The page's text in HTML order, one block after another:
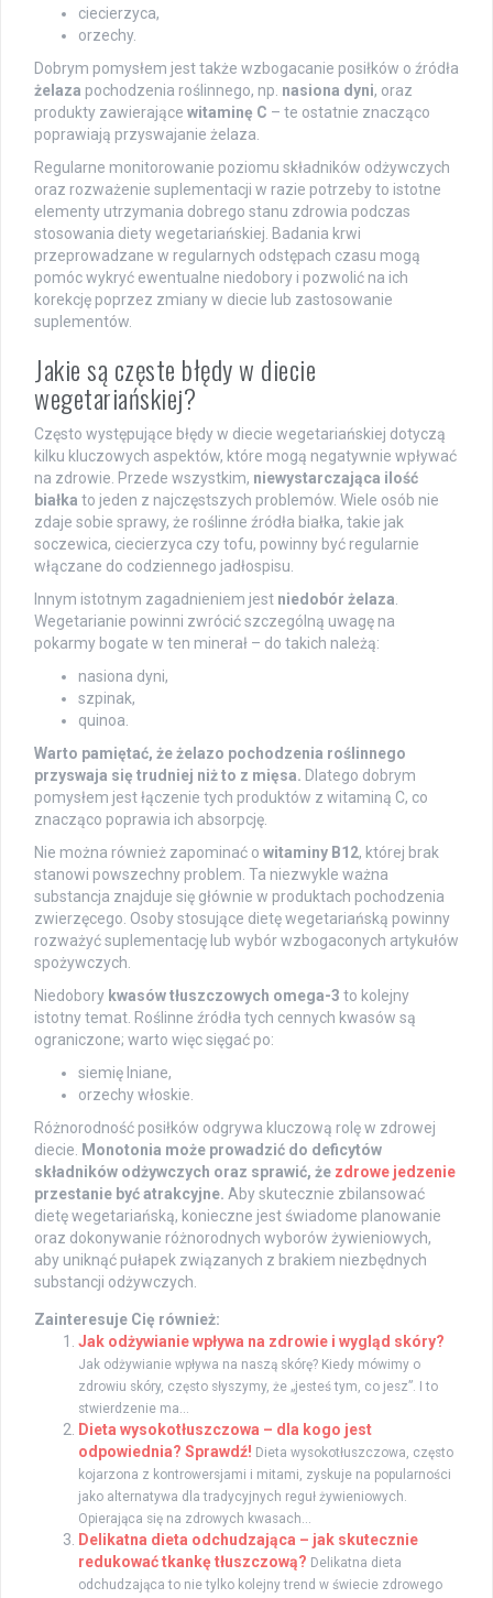
ciecierzyca,
orzechy.
Dobrym pomysłem jest także wzbogacanie posiłków o źródła
żelaza pochodzenia roślinnego, np. nasiona dyni, oraz
produkty zawierające witaminę C – te ostatnie znacząco
poprawiają przyswajanie żelaza.
Regularne monitorowanie poziomu składników odżywczych
oraz rozważenie suplementacji w razie potrzeby to istotne
elementy utrzymania dobrego stanu zdrowia podczas
stosowania diety wegetariańskiej. Badania krwi
przeprowadzane w regularnych odstępach czasu mogą
pomóc wykryć ewentualne niedobory i pozwolić na ich
korekcję poprzez zmiany w diecie lub zastosowanie
suplementów.
Jakie są częste błędy w diecie
wegetariańskiej?
Często występujące błędy w diecie wegetariańskiej dotyczą
kilku kluczowych aspektów, które mogą negatywnie wpływać
na zdrowie. Przede wszystkim, niewystarczająca ilość
białka to jeden z najczęstszych problemów. Wiele osób nie
zdaje sobie sprawy, że roślinne źródła białka, takie jak
soczewica, ciecierzyca czy tofu, powinny być regularnie
włączane do codziennego jadłospisu.
Innym istotnym zagadnieniem jest niedobór żelaza
Wegetarianie powinni zwrócić szczególną uwagę na
pokarmy bogate w ten minerał – do takich należą:
nasiona dyni,
szpinak,
quinoa.
Warto pamiętać, że żelazo pochodzenia roślinnego
przyswaja się trudniej niż to z mięsa. Dlatego dobrym
pomysłem jest łączenie tych produktów z witaminą C, co
znacząco poprawia ich absorpcję.
Nie można również zapominać o witaminy B12, której brak
stanowi powszechny problem. Ta niezwykle ważna
substancja znajduje się głównie w produktach pochodzenia
zwierzęcego. Osoby stosujące dietę wegetariańską powinny
rozważyć suplementację lub wybór wzbogaconych artykułów
spożywczych.
Niedobory kwasów tłuszczowych omega-3 to kolejny
istotny temat. Roślinne źródła tych cennych kwasów są
ograniczone; warto więc sięgać po:
siemię lniane,
orzechy włoskie.
Różnorodność posiłków odgrywa kluczową rolę w zdrowej
diecie.
Monotonia może prowadzić do deficytów
składników odżywczych oraz sprawić, że zdrowe jedzenie
przestanie być atrakcyjne. Aby skutecznie zbilansować
dietę wegetariańską, konieczne jest świadome planowanie
oraz dokonywanie różnorodnych wyborów żywieniowych,
aby uniknąć pułapek związanych z brakiem niezbędnych
substancji odżywczych.
Zainteresuje Cię również:
Jak odżywianie wpływa na zdrowie i wygląd skóry?
Jak odżywianie wpływa na naszą skórę? Kiedy mówimy o
zdrowiu skóry, często słyszymy, że „jesteś tym, co jesz”. I to
stwierdzenie ma...
Dieta wysokotłuszczowa – dla kogo jest
odpowiednia? Sprawdź! Dieta wysokotłuszczowa, często
kojarzona z kontrowersjami i mitami, zyskuje na popularności
jako alternatywa dla tradycyjnych reguł żywieniowych.
Opierająca się na zdrowych kwasach...
Delikatna dieta odchudzająca – jak skutecznie
redukować tkankę tłuszczową? Delikatna dieta
odchudzająca to nie tylko kolejny trend w świecie zdrowego